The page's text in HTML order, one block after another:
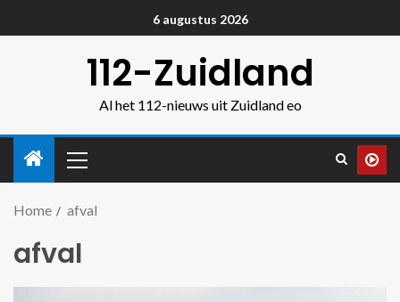
6 augustus 2026
112-Zuidland
Al het 112-nieuws uit Zuidland eo
Home afval
afval